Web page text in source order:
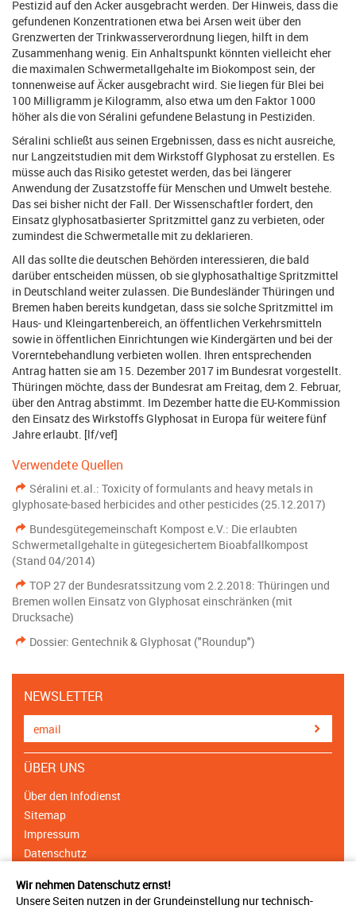
Wir nehmen Datenschutz ernst!
Unsere Seiten nutzen in der Grundeinstellung nur technisch-
Pestizid auf den Acker ausgebracht werden. Der Hinweis, dass die
gefundenen Konzentrationen etwa bei Arsen weit über den
Grenzwerten der Trinkwasserverordnung liegen, hilft in dem
Zusammenhang wenig. Ein Anhaltspunkt könnten vielleicht eher
die maximalen Schwermetallgehalte im Biokompost sein, der
tonnenweise auf Äcker ausgebracht wird. Sie liegen für Blei bei
100 Milligramm je Kilogramm, also etwa um den Faktor 1000
höher als die von Séralini gefundene Belastung in Pestiziden.
Séralini schließt aus seinen Ergebnissen, dass es nicht ausreiche,
nur Langzeitstudien mit dem Wirkstoff Glyphosat zu erstellen. Es
müsse auch das Risiko getestet werden, das bei längerer
Anwendung der Zusatzstoffe für Menschen und Umwelt bestehe.
Das sei bisher nicht der Fall. Der Wissenschaftler fordert, den
Einsatz glyphosatbasierter Spritzmittel ganz zu verbieten, oder
zumindest die Schwermetalle mit zu deklarieren.
All das sollte die deutschen Behörden interessieren, die bald
darüber entscheiden müssen, ob sie glyphosathaltige Spritzmittel
in Deutschland weiter zulassen. Die Bundesländer Thüringen und
Bremen haben bereits kundgetan, dass sie solche Spritzmittel im
Haus- und Kleingartenbereich, an öffentlichen Verkehrsmitteln
sowie in öffentlichen Einrichtungen wie Kindergärten und bei der
Vorerntebehandlung verbieten wollen. Ihren entsprechenden
Antrag hatten sie am 15. Dezember 2017 im Bundesrat vorgestellt.
Thüringen möchte, dass der Bundesrat am Freitag, dem 2. Februar,
über den Antrag abstimmt. Im Dezember hatte die EU-Kommission
den Einsatz des Wirkstoffs Glyphosat in Europa für weitere fünf
Jahre erlaubt. [lf/vef]
Verwendete Quellen
Séralini et.al.: Toxicity of formulants and heavy metals in
glyphosate-based herbicides and other pesticides (25.12.2017)
Bundesgütegemeinschaft Kompost e.V.: Die erlaubten
Schwermetallgehalte in gütegesichertem Bioabfallkompost
(Stand 04/2014)
TOP 27 der Bundesratssitzung vom 2.2.2018: Thüringen und
Bremen wollen Einsatz von Glyphosat einschränken (mit
Drucksache)
Dossier: Gentechnik & Glyphosat ("Roundup")
NEWSLETTER
ÜBER UNS
Über den Infodienst
Sitemap
Impressum
Datenschutz